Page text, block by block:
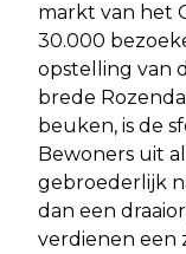
markt van het
30.000
opstelling van
brede
beuken, is de
Bewoners uit
gebroederlijk
dan een
verdienen een